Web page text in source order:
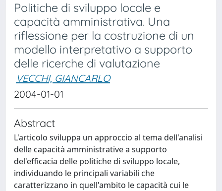
Politiche di sviluppo locale e
capacità amministrativa. Una
riflessione per la costruzione di un
modello interpretativo a supporto
delle ricerche di valutazione
VECCHI, GIANCARLO
2004-01-01
Abstract
L'articolo sviluppa un approccio al tema dell'analisi
delle capacità amministrative a supporto
del'efficacia delle politiche di sviluppo locale,
individuando le principali variabili che
caratterizzano in quell'ambito le capacità cui le